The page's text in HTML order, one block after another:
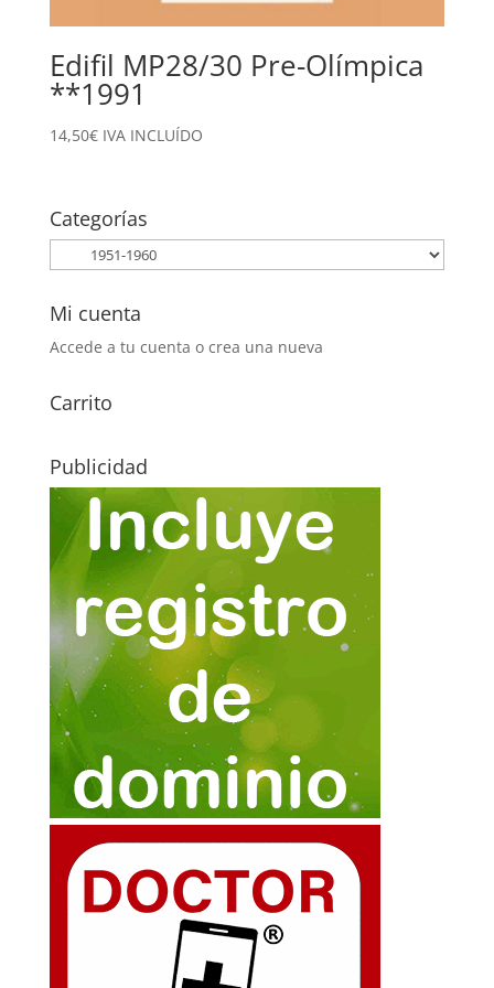
Edifil MP28/30 Pre-Olímpica
**1991
14,50€ IVA INCLUÍDO
Categorías
Mi cuenta
Accede a tu cuenta o crea una nueva
Carrito
Publicidad